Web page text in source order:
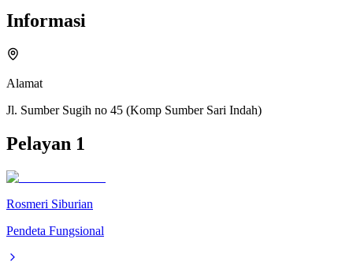
Informasi
Alamat
Jl. Sumber Sugih no 45 (Komp Sumber Sari Indah)
Pelayan 1
Rosmeri Siburian
Pendeta Fungsional